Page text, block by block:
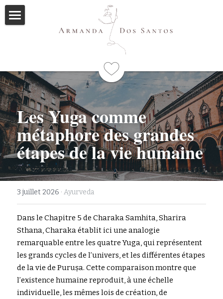
Qui suis-je
Formations
Programme
Immersions
Mes livres
Méditations
Articles
Me contacter
Rechercher
Les Yuga comme
métaphore des grandes
étapes de la vie humaine
3 juillet 2026 · Ayurveda
Dans le Chapitre 5 de Charaka Samhita, Sharira
Sthana, Charaka établit ici une analogie
remarquable entre les quatre Yuga, qui représentent
les grands cycles de l’univers, et les différentes étapes
de la vie de Puruṣa. Cette comparaison montre que
l’existence humaine reproduit, à une échelle
individuelle, les mêmes lois de création, de